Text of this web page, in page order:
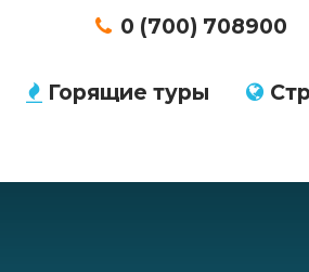
0 (700) 708900
Горящие туры